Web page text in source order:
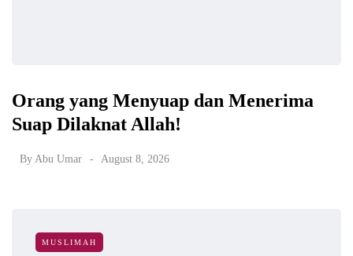
Orang yang Menyuap dan Menerima
Suap Dilaknat Allah!
By Abu Umar August 8, 2026
MUSLIMAH